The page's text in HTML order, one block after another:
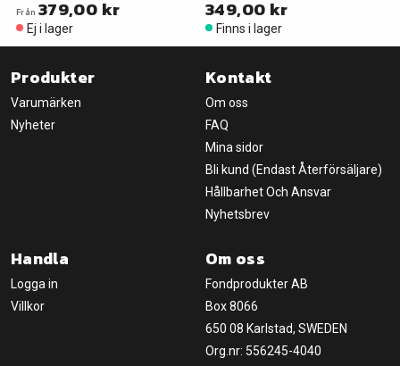
Från 379,00 kr
Ej i lager
349,00 kr
Finns i lager
Produkter
Varumärken
Nyheter
Kontakt
Om oss
FAQ
Mina sidor
Bli kund (Endast Återförsäljare)
Hållbarhet Och Ansvar
Nyhetsbrev
Handla
Logga in
Villkor
Om oss
Fondprodukter AB
Box 8066
650 08 Karlstad, SWEDEN
Org.nr: 556245-4040